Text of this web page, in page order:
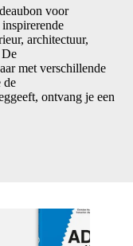
voor
architectuur,
De
met verschillende
de
ontvang je een